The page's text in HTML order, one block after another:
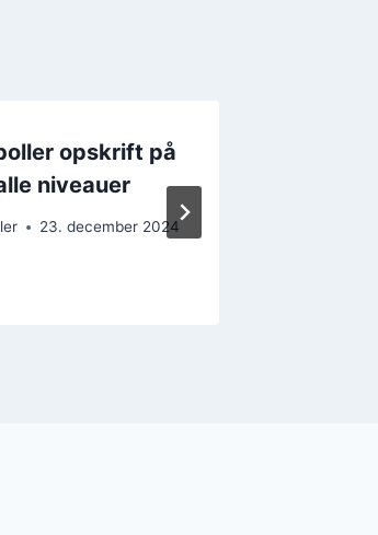
opskrift på
niveauer
23. december 2024